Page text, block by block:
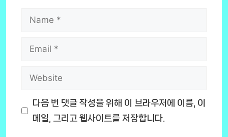
Name
Email
Website
다음 번 댓글 작성을 위해 이 브라우저에 이름, 이
메일, 그리고 웹사이트를 저장합니다.